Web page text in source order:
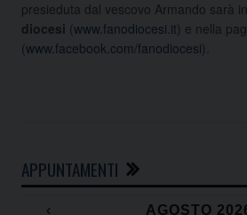
presieduta dal vescovo Armando sarà in
diocesi (www.fanodiocesi.it) e nella
(www.facebook.com/fanodiocesi).
APPUNTAMENTI
‹ AGOSTO